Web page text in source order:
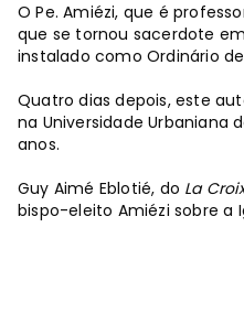
O Pe. Amiézi, que é
que se tornou sacerdote
instalado como Ordinário
Quatro dias depois, este
na Universidade Urbaniana
anos.
Guy Aimé Eblotié, do La
bispo-eleito Amiézi sobre a